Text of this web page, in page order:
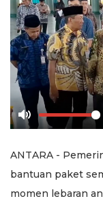
Mute
ANTARA -
bantuan paket
momen lebaran